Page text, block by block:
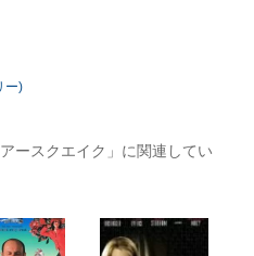
ー)
ースクエイク」に関連してい